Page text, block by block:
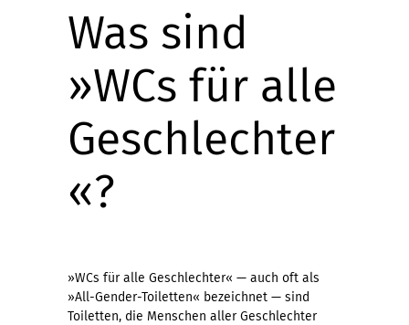
Was sind
»WCs für alle
Geschlechter
«?
»WCs für alle Geschlechter« — auch oft als
»All-Gender-Toiletten« bezeichnet — sind
Toiletten, die Menschen aller Geschlechter